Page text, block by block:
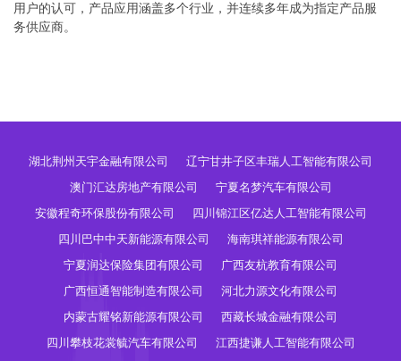
用户的认可，产品应用涵盖多个行业，并连续多年成为指定产品服
务供应商。
湖北荆州天宇金融有限公司
辽宁甘井子区丰瑞人工智能有限公司
澳门汇达房地产有限公司
宁夏名梦汽车有限公司
安徽程奇环保股份有限公司
四川锦江区亿达人工智能有限公司
四川巴中中天新能源有限公司
海南琪祥能源有限公司
宁夏润达保险集团有限公司
广西友杭教育有限公司
广西恒通智能制造有限公司
河北力源文化有限公司
内蒙古耀铭新能源有限公司
西藏长城金融有限公司
四川攀枝花裳毓汽车有限公司
江西捷谦人工智能有限公司